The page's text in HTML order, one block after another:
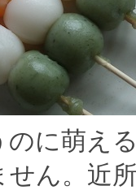
に萌え
せん。近